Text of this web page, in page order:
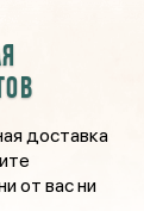
доставка
от вас ни